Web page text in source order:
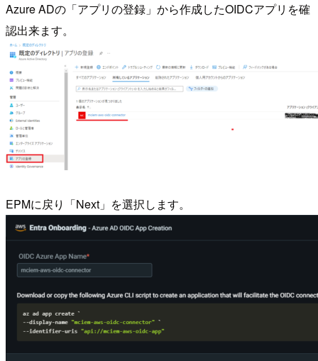
Azure ADの「アプリの登録」から作成したOIDCアプリを確
認出来ます。
EPMに戻り「Next」を選択します。